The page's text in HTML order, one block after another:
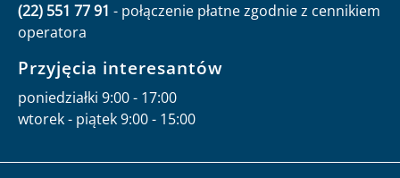
(22) 551 77 91 - połączenie płatne zgodnie z cennikiem
operatora
Przyjęcia interesantów
poniedziałki 9:00 - 17:00
wtorek - piątek 9:00 - 15:00